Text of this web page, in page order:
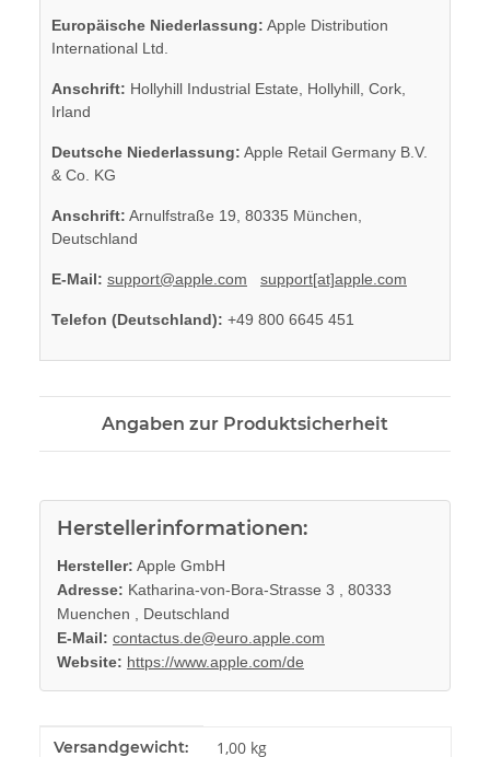
Europäische Niederlassung: Apple Distribution
International Ltd.
Anschrift: Hollyhill Industrial Estate, Hollyhill, Cork,
Irland
Deutsche Niederlassung: Apple Retail Germany B.V.
& Co. KG
Anschrift: Arnulfstraße 19, 80335 München,
Deutschland
E-Mail: support@apple.com support[at]apple.com
Telefon (Deutschland): +49 800 6645 451
Angaben zur Produktsicherheit
Herstellerinformationen:
Hersteller: Apple GmbH
Adresse: Katharina-von-Bora-Strasse 3 , 80333
Muenchen , Deutschland
E-Mail: contactus.de@euro.apple.com
Website: https://www.apple.com/de
Produkteigenschaft
Wert
Versandgewicht: 1,00 kg